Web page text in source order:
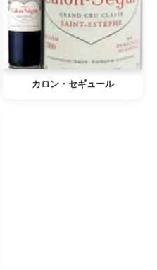
カロン・セギュール